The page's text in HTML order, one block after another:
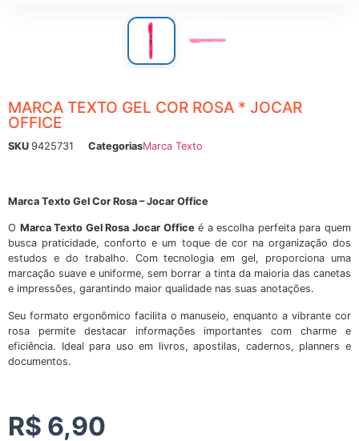
MARCA TEXTO GEL COR ROSA * JOCAR
OFFICE
SKU 9425731 CategoriasMarca Texto
Marca Texto Gel Cor Rosa – Jocar Office
O Marca Texto Gel Rosa Jocar Officeé a escolha perfeita para quem
busca praticidade, conforto e um toque de cor na organização dos
estudos e do trabalho. Com tecnologia em gel, proporciona uma
marcação suave e uniforme, sem borrar a tinta da maioria das canetas
e impressões, garantindo maior qualidade nas suas anotações.
Seu formato ergonômico facilita o manuseio, enquanto a vibrante cor
rosa permite destacar informações importantes com charme e
eficiência. Ideal para uso em livros, apostilas, cadernos, planners e
documentos.
R$ 6,90